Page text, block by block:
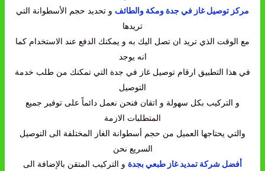
مركز توصيل غاز في جدة ومكة والطائف و تحديد حجم الأسطوانة التي
تريدها
مع الوقت الذي تريد ان تصل اليك به و يمكنك الدفع عند الاستخدام كما
انه يوجد
في هذا التطبيق ارقام توصيل غاز في جدة التي تمكنك من طلب خدمة
التوصيل
و التركيب بكل سهولة و اتقان فنحن نعمل دائماً على توفير جميع
المتطلبات الازمة
والتي يحتاجها العميل من حجم أسطوانة الغاز المختلفة الى التوصيل
السريع نحن
أفضل شركة تمديد غاز طبعي بجدة و التركيب المتقن بالإضافة الى